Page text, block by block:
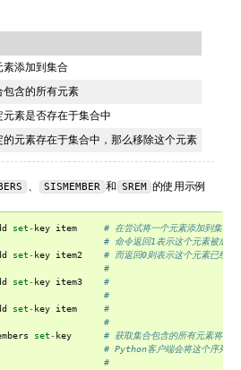
素添加到集合
包含的所有元素
元素是否存在于集合中
的元素存在于集合中，那么移除这个元素
、 SISMEMBER 和 SREM 的使用示例
set- key item
# 在尝试将一个元素添加到集合
# 命令返回1表示这个元素被成功
set- key item2
# 而返回0则表示这个元素已经存
#
set- key item3
#
#
set- key item
#
#
set- key
# 获取集合包含的所有元素将得
# Python客户端会将这个序列转
#